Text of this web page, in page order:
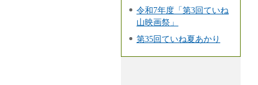
令和7年度「第3回ていね
山映画祭」
第35回ていね夏あかり